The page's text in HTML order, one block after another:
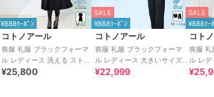
パーティー・結婚式・二次会
ビジネス / セレモニー・入学式・
卒業式/ブラックフォーマル（礼
装・喪服）
その他スーツアイテム
¥888ｸｰﾎﾟﾝ
コトノアール
喪服 礼服 ブラックフォーマ
ル レディース 洗える ストレ
ッチ 前あき ロング ゆったり
¥25,800
SALE
¥888ｸｰﾎﾟﾝ
コトノアール
喪服 礼服 ブラックフォーマ
ル レディース 大きいサイズ
パンツ 夏 夏物 夏用 洗える 日
¥22,999
SALE
¥888ｸｰ
コト
喪服 礼
ル レデ
夏物 夏